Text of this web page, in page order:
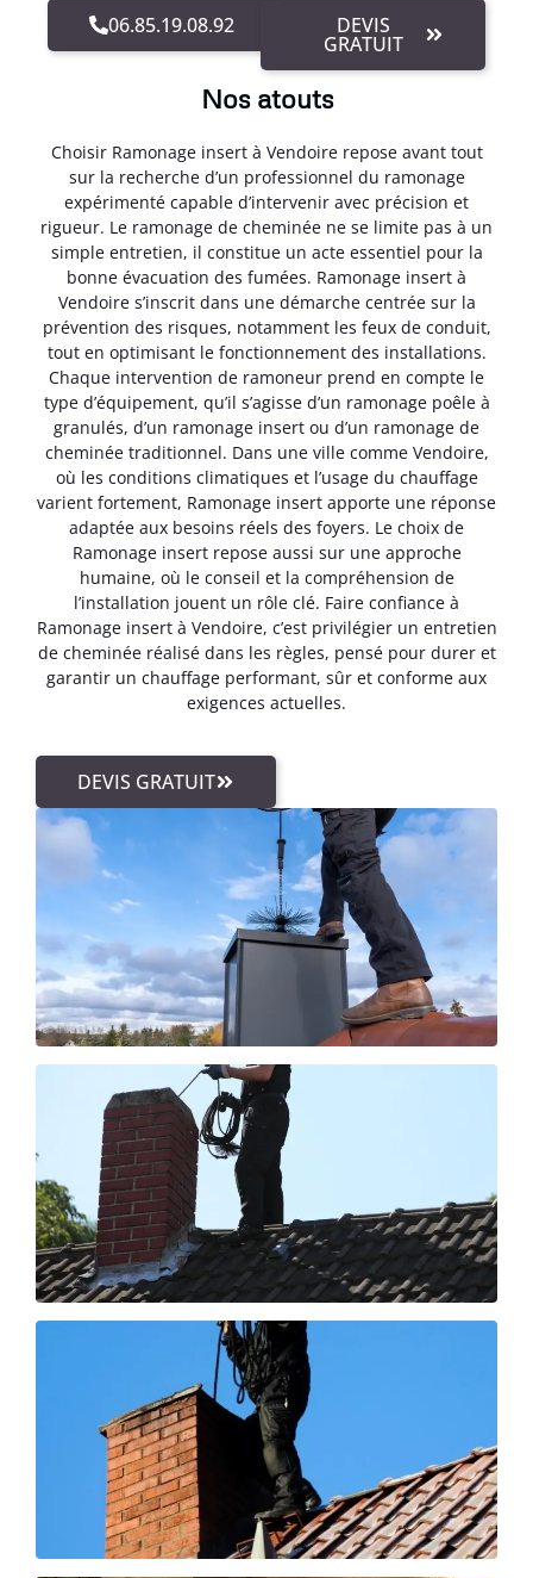
06.85.19.08.92 DEVIS
GRATUIT
Nos atouts
Choisir Ramonage insert à Vendoire repose avant tout
sur la recherche d’un professionnel du ramonage
expérimenté capable d’intervenir avec précision et
rigueur. Le ramonage de cheminée ne se limite pas à un
simple entretien, il constitue un acte essentiel pour la
bonne évacuation des fumées. Ramonage insert à
Vendoire s’inscrit dans une démarche centrée sur la
prévention des risques, notamment les feux de conduit,
tout en optimisant le fonctionnement des installations.
Chaque intervention de ramoneur prend en compte le
type d’équipement, qu’il s’agisse d’un ramonage poêle à
granulés, d’un ramonage insert ou d’un ramonage de
cheminée traditionnel. Dans une ville comme Vendoire,
où les conditions climatiques et l’usage du chauffage
varient fortement, Ramonage insert apporte une réponse
adaptée aux besoins réels des foyers. Le choix de
Ramonage insert repose aussi sur une approche
humaine, où le conseil et la compréhension de
l’installation jouent un rôle clé. Faire confiance à
Ramonage insert à Vendoire, c’est privilégier un entretien
de cheminée réalisé dans les règles, pensé pour durer et
garantir un chauffage performant, sûr et conforme aux
exigences actuelles.
DEVIS GRATUIT